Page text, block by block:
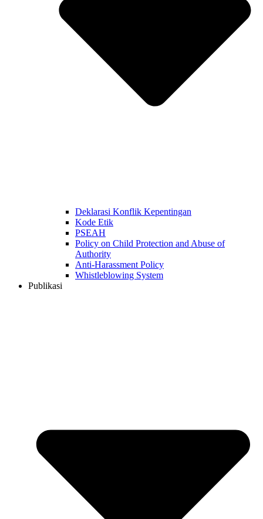
Deklarasi Konflik Kepentingan
Kode Etik
PSEAH
Policy on Child Protection and Abuse of
Authority
Anti-Harassment Policy
Whistleblowing System
Publikasi